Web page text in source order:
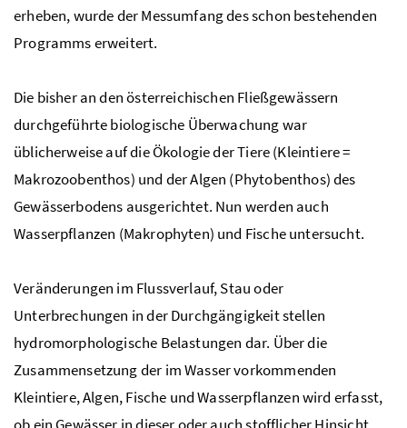
erheben, wurde der Messumfang des schon bestehenden
Programms erweitert.
Die bisher an den österreichischen Fließgewässern
durchgeführte biologische Überwachung war
üblicherweise auf die Ökologie der Tiere (Kleintiere =
Makrozoobenthos) und der Algen (Phytobenthos) des
Gewässerbodens ausgerichtet. Nun werden auch
Wasserpflanzen (Makrophyten) und Fische untersucht.
Veränderungen im Flussverlauf, Stau oder
Unterbrechungen in der Durchgängigkeit stellen
hydromorphologische Belastungen dar. Über die
Zusammensetzung der im Wasser vorkommenden
Kleintiere, Algen, Fische und Wasserpflanzen wird erfasst,